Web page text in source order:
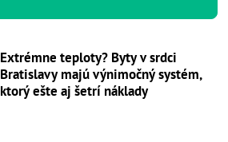
Extrémne teploty? Byty v srdci
Bratislavy majú výnimočný systém,
ktorý ešte aj šetrí náklady